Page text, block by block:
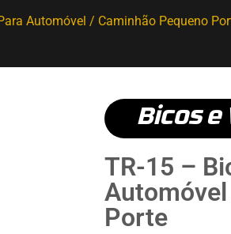
Automóvel / Caminhão Pequeno
Bicos e
TR-15 –
Porte